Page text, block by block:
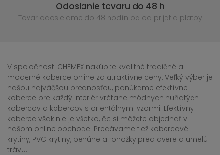
Odoslanie tovaru do 48 h
Tovar odosielame do 48 hodín od od prijatia platby
V spoločnosti CHEMEX nakúpite kvalitné tradičné a
moderné koberce online za atraktívne ceny. Veľký výber je
našou najväčšou prednosťou, ponúkame efektívne
koberce pre každý interiér vrátane módnych huňatých
kobercov a kobercov s orientálnymi vzormi. Efektívny
koberec však nie je všetko, čo si môžete objednať v
našom online obchode. Predávame tiež kobercové
krytiny, PVC krytiny, behúne a rohožky pred dvere a umelú
trávu.